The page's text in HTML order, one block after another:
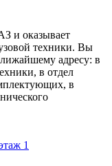
и оказывает
техники. Вы
адресу: в
в отдел
в
1